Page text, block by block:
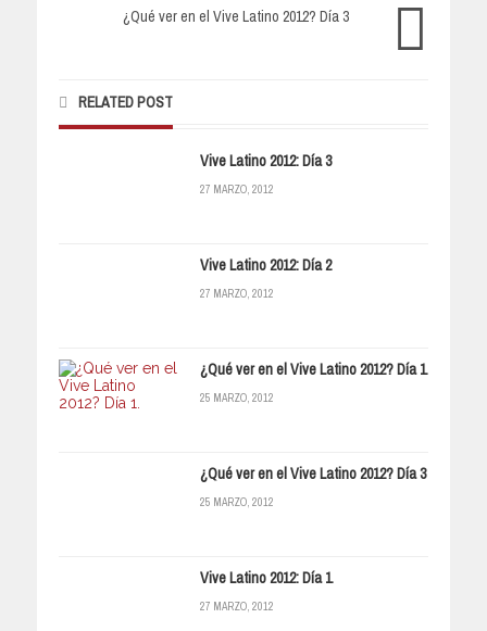
¿Qué ver en el Vive Latino 2012? Día 3
RELATED POST
Vive Latino 2012: Día 3
27 MARZO, 2012
Vive Latino 2012: Día 2
27 MARZO, 2012
¿Qué ver en el Vive Latino 2012? Día 1
25 MARZO, 2012
¿Qué ver en el Vive Latino 2012? Día 3
25 MARZO, 2012
Vive Latino 2012: Día 1
27 MARZO, 2012